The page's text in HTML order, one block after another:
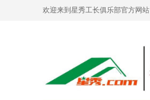
欢迎来到星秀工长俱乐部官方网站